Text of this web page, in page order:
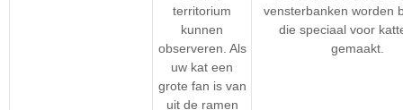
territorium
kunnen
observeren. Als
uw kat een
grote fan is van
uit de ramen
vensterbanken worden
die speciaal voor
gemaakt.